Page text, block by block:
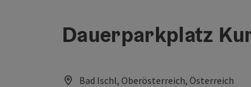
Dauerparkplatz
Bad Ischl, Oberösterreich, Österreich